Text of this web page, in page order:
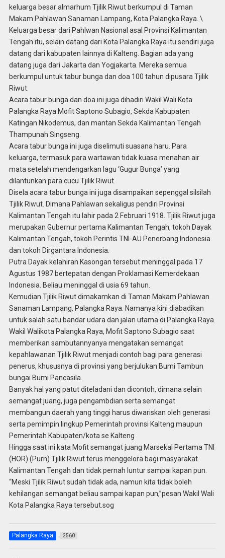
keluarga besar almarhum Tjilik Riwut berkumpul di Taman
Makam Pahlawan Sanaman Lampang, Kota Palangka Raya. \
Keluarga besar dari Pahlwan Nasional asal Provinsi Kalimantan
Tengah itu, selain datang dari Kota Palangka Raya itu sendiri juga
datang dari kabupaten lainnya di Kalteng. Bagian ada yang
datang juga dari Jakarta dan Yogjakarta. Mereka semua
berkumpul untuk tabur bunga dan doa 100 tahun dipusara Tjilik
Riwut.
Acara tabur bunga dan doa ini juga dihadiri Wakil Wali Kota
Palangka Raya Mofit Saptono Subagio, Sekda Kabupaten
Katingan Nikodemus, dan mantan Sekda Kalimantan Tengah
Thampunah Singseng.
Acara tabur bunga ini juga diselimuti suasana haru. Para
keluarga, termasuk para wartawan tidak kuasa menahan air
mata setelah mendengarkan lagu ‘Gugur Bunga’ yang
dilantunkan para cucu Tjilik Riwut.
Disela acara tabur bunga ini juga disampaikan sepenggal silsilah
Tjilik Riwut. Dimana Pahlawan sekaligus pendiri Provinsi
Kalimantan Tengah itu lahir pada 2 Februari 1918. Tjilik Riwut juga
merupakan Gubernur pertama Kalimantan Tengah, tokoh Dayak
Kalimantan Tengah, tokoh Perintis TNI-AU Penerbang Indonesia
dan tokoh Dirgantara Indonesia.
Putra Dayak kelahiran Kasongan tersebut meninggal pada 17
Agustus 1987 bertepatan dengan Proklamasi Kemerdekaan
Indonesia. Beliau meninggal di usia 69 tahun.
Kemudian Tjilik Riwut dimakamkan di Taman Makam Pahlawan
Sanaman Lampang, Palangka Raya. Namanya kini diabadikan
untuk salah satu bandar udara dan jalan utama di Palangka Raya.
Wakil Walikota Palangka Raya, Mofit Saptono Subagio saat
memberikan sambutannyanya mengatakan semangat
kepahlawanan Tjilik Riwut menjadi contoh bagi para generasi
penerus, khususnya di provinsi yang berjulukan Bumi Tambun
bungai Bumi Pancasila.
Banyak hal yang patut diteladani dan dicontoh, dimana selain
semangat juang, juga pengambdian serta semangat
membangun daerah yang tinggi harus diwariskan oleh generasi
serta pemimpin lingkup Pemerintah provinsi Kalteng maupun
Pemerintah Kabupaten/kota se Kalteng
Hingga saat ini kata Mofit semangat juang Marsekal Pertama TNI
(HOR) (Purn) Tjilik Riwut terus menggelora bagi masyarakat
Kalimantan Tengah dan tidak pernah luntur sampai kapan pun.
“Meski Tjilik Riwut sudah tidak ada, namun kita tidak boleh
kehilangan semangat beliau sampai kapan pun,”pesan Wakil Wali
Kota Palangka Raya tersebut.sog
Palangka Raya 2560